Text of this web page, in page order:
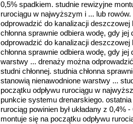
0,5% spadkiem. studnie rewizyjne
rurociągu w najwyższym i ... lub
odprowadzić do kanalizacji deszczowej
chłonna sprawnie odbiera wodę, gdy
odprowadzić do kanalizacji deszczowej
chłonna sprawnie odbiera wodę, gdy
warstwy ... drenaży można
studni chłonnej. studnia chłonna
stanowią nienawodnione warstwy ...
początku odpływu rurociągu w
punkcie systemu drenarskiego.
rurociąg powinien był układany z 0,4%
montuje się na początku odpływu